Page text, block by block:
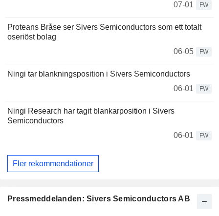
07-01
FW
Proteans Bråse ser Sivers Semiconductors som ett totalt
oseriöst bolag
06-05
FW
Ningi tar blankningsposition i Sivers Semiconductors
06-01
FW
Ningi Research har tagit blankarposition i Sivers
Semiconductors
06-01
FW
Fler rekommendationer
Pressmeddelanden: Sivers Semiconductors AB